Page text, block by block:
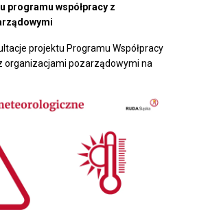
programu współpracy z
projektu Programu Współpracy
organizacjami pozarządowymi na